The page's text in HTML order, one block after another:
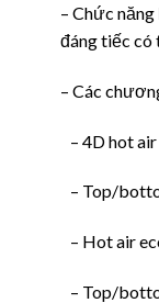
– Chức năng
đáng tiếc có
– Các
– 4D hot
– Top/
– Hot air
– Top/